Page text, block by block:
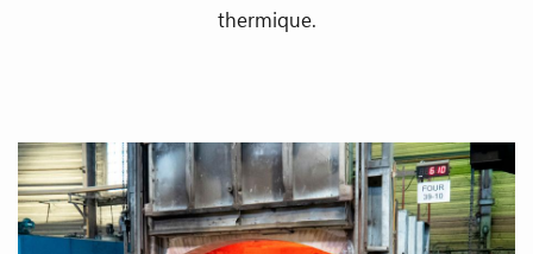
thermique.